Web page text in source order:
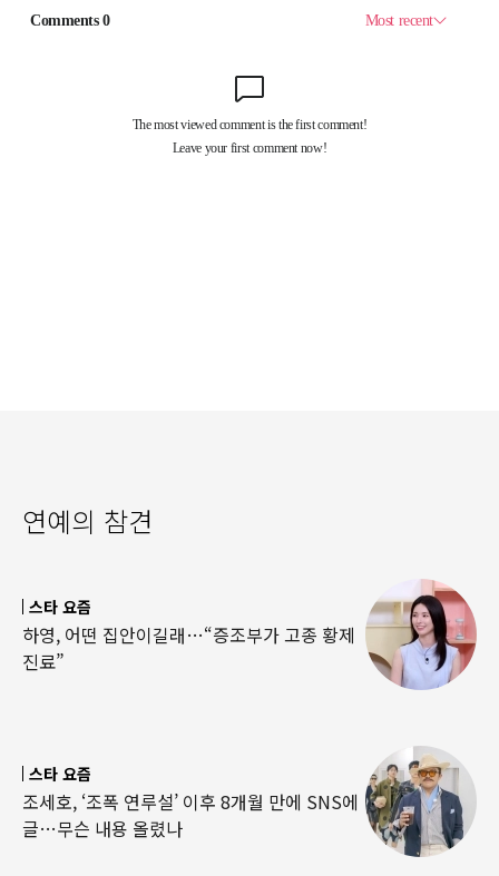
연예의 참견
스타 요즘
하영, 어떤 집안이길래…“증조부가 고종 황제
진료”
스타 요즘
조세호, ‘조폭 연루설’ 이후 8개월 만에 SNS에
글…무슨 내용 올렸나